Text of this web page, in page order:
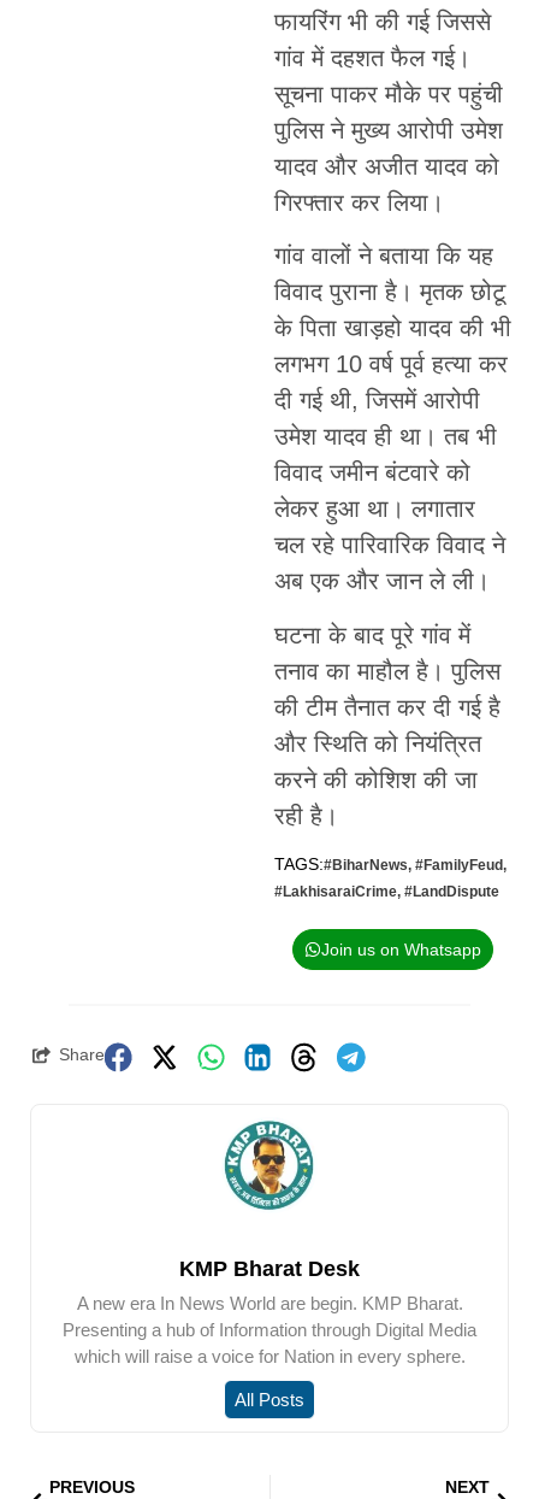
फायरिंग भी की गई जिससे
गांव में दहशत फैल गई।
सूचना पाकर मौके पर पहुंची
पुलिस ने मुख्य आरोपी उमेश
यादव और अजीत यादव को
गिरफ्तार कर लिया।
गांव वालों ने बताया कि यह
विवाद पुराना है। मृतक छोटू
के पिता खाड़हो यादव की भी
लगभग 10 वर्ष पूर्व हत्या कर
दी गई थी, जिसमें आरोपी
उमेश यादव ही था। तब भी
विवाद जमीन बंटवारे को
लेकर हुआ था। लगातार
चल रहे पारिवारिक विवाद ने
अब एक और जान ले ली।
घटना के बाद पूरे गांव में
तनाव का माहौल है। पुलिस
की टीम तैनात कर दी गई है
और स्थिति को नियंत्रित
करने की कोशिश की जा
रही है।
TAGS:#BiharNews, #FamilyFeud,
#LakhisaraiCrime, #LandDispute
Join us on Whatsapp
Share
KMP Bharat Desk
A new era In News World are begin. KMP Bharat.
Presenting a hub of Information through Digital Media
which will raise a voice for Nation in every sphere.
All Posts
PREVIOUS NEXT